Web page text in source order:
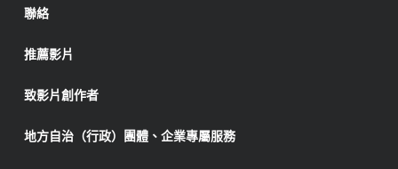
聯絡
推薦影片
致影片創作者
地方自治（行政）團體、企業專屬服務